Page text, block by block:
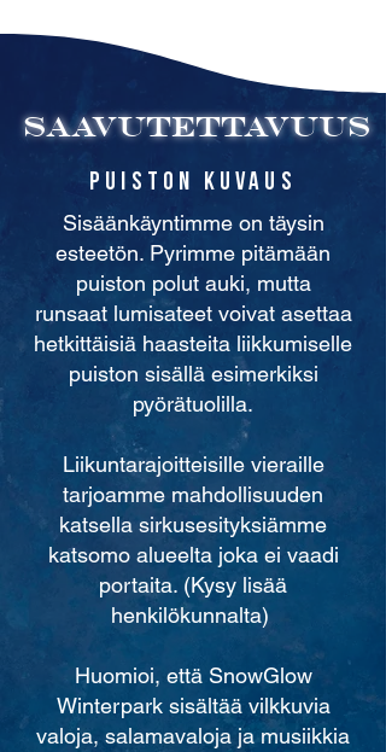
SAAVUTETTAVUUS
Puiston kuvaus
Sisäänkäyntimme on täysin
esteetön. Pyrimme pitämään
puiston polut auki, mutta
runsaat lumisateet voivat asettaa
hetkittäisiä haasteita liikkumiselle
puiston sisällä esimerkiksi
pyörätuolilla.
Liikuntarajoitteisille vieraille
tarjoamme mahdollisuuden
katsella sirkusesityksiämme
katsomo alueelta joka ei vaadi
portaita. (Kysy lisää
henkilökunnalta)
​Huomioi, että SnowGlow
Winterpark sisältää vilkkuvia
valoja, salamavaloja ja musiikkia